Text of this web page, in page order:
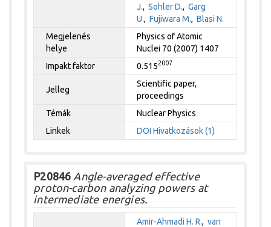
J.,Sohler D.,Garg
U.,Fujiwara M.,Blasi N.
Megjelenés
helye
Physics of Atomic
Nuclei 70 (2007) 1407
Impakt faktor
0.5152007
Jelleg
Scientific paper,
proceedings
Témák
Nuclear Physics
Linkek
DOI Hivatkozások (1)
P20846 Angle-averaged effective
proton-carbon analyzing powers at
intermediate energies.
Amir-Ahmadi H. R.,van